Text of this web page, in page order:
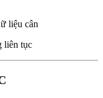
liệu cân
liên tục